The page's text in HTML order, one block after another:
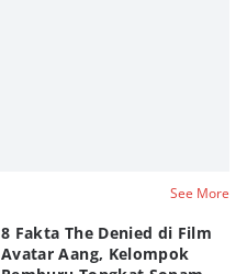
See More
8 Fakta The Denied di Film
Avatar Aang, Kelompok